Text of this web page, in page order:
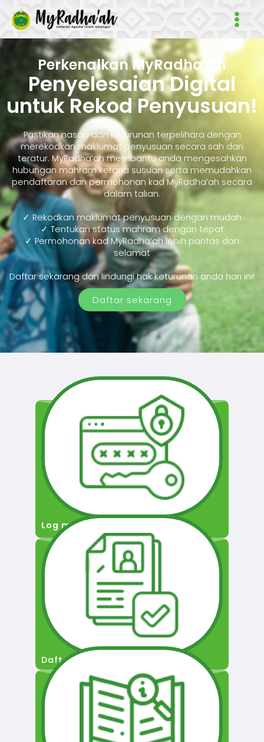
Main
Perkenalkan MyRadha’ah
Penyelesaian Digital
untuk Rekod Penyusuan!
Pastikan nasab dan keturunan terpelihara dengan
merekodkan maklumat penyusuan secara sah dan
teratur. MyRadha’ah membantu anda mengesahkan
hubungan mahram kerana susuan serta memudahkan
pendaftaran dan permohonan kad MyRadha’ah secara
dalam talian.
✓ Rekodkan maklumat penyusuan dengan mudah
✓ Tentukan status mahram dengan tepat
✓ Permohonan kad MyRadha’ah lebih pantas dan
selamat
Daftar sekarang dan lindungi hak keturunan anda hari ini!
Daftar sekarang
Log masuk
Daftar Pengguna